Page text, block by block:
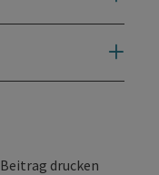
Beitrag drucken